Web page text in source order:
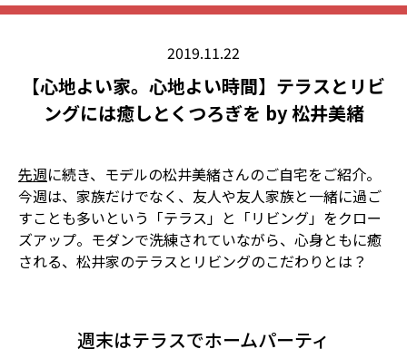
2019.11.22
【心地よい家。心地よい時間】テラスとリビ
ングには癒しとくつろぎを by 松井美緒
先週に続き、モデルの松井美緒さんのご自宅をご紹介。
今週は、家族だけでなく、友人や友人家族と一緒に過ご
すことも多いという「テラス」と「リビング」をクロー
ズアップ。モダンで洗練されていながら、心身ともに癒
される、松井家のテラスとリビングのこだわりとは？
週末はテラスでホームパーティ